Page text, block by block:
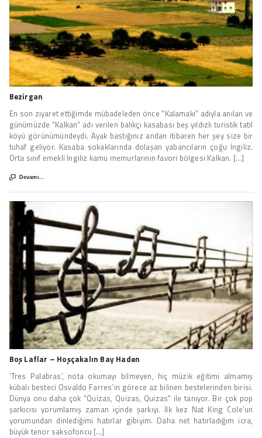
Bezirgan
En son ziyaret ettiğimde mübadeleden önce “Kalamaki” adıyla anılan ve
günümüzde “Kalkan” adı verilen balıkçı kasabası beş yıldızlı turistik tatil
köyü görünümündeydi. Ayak bastığınız andan itibaren her şey size bir
tuhaf geliyor. Kasaba sokaklarında dolaşan yabancıların çoğu İngiliz.
Orta sınıf emekli İngiliz kamu memurlarının favori bölgesi Kalkan. [...]
 Devamı...
Boş Laflar – Hoşçakalın Bay Haden
‘Tres Palabras’, nota okumayı bilmeyen, hiç müzik eğitimi almamış
kübalı besteci Osvaldo Farres’in görece az bilinen bestelerinden birisi.
Dünya onu daha çok "Quizas, Quizas, Quizas" ile tanıyor. Bir çok pop
şarkıcısı yorumlamış zaman içinde şarkıyı. İlk kez Nat King Cole’un
yorumundan dinlediğimi hatırlar gibiyim. Daha net hatırladığım icra,
büyük tenor saksofoncu [...]